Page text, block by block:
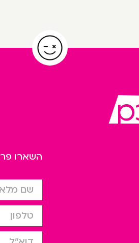
השארו
שם מלא
טלפון
דוא”ל